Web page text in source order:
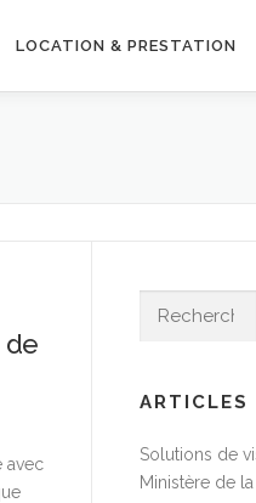
LOCATION & PRESTATION
de
avec
ARTICLES
Solutions de
Ministère de